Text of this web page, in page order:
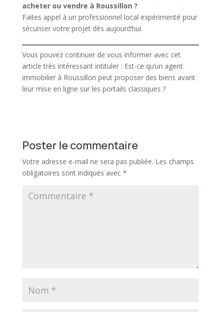
acheter ou vendre à Roussillon ?
Faites appel à un professionnel local expérimenté pour
sécuriser votre projet dès aujourd’hui.
Vous pouvez continuer de vous informer avec cet
article très intéressant intituler : Est-ce qu’un agent
immobilier à Roussillon peut proposer des biens avant
leur mise en ligne sur les portails classiques ?
Poster le commentaire
Votre adresse e-mail ne sera pas publiée. Les champs
obligatoires sont indiqués avec *